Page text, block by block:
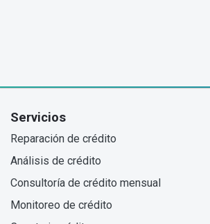
Servicios
Reparación de crédito
Análisis de crédito
Consultoría de crédito mensual
Monitoreo de crédito